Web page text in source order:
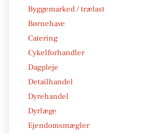
Byggemarked / trælast
Børnehave
Catering
Cykelforhandler
Dagpleje
Detailhandel
Dyrehandel
Dyrlæge
Ejendomsmægler